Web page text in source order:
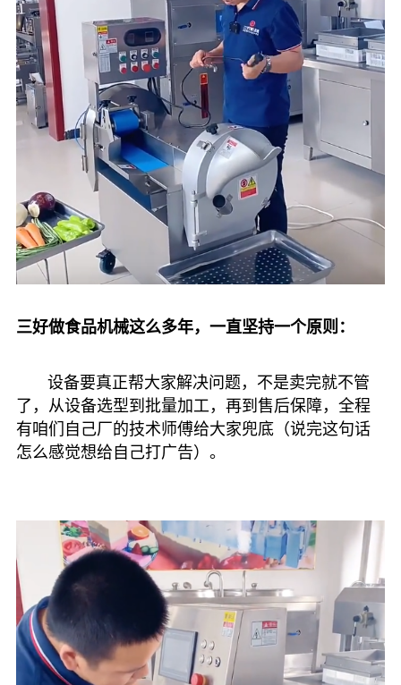
三好做食品机械这么多年，一直坚持一个原则：
设备要真正帮大家解决问题，不是卖完就不管
了 ， 从设备选型到批量加工，再到售后保障，全程
有咱们自己厂的技术师傅给大家兜底（说完这句话
怎么感觉想给自己打广告）。